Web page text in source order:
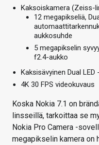
Kaksoiskamera (Zeiss-
12 megapikseliä,
aukkosuhde
5 megapikselin
f2.4-aukko
Kaksisävyinen Dual LED
4K 30 FPS videokuvaus
Koska Nokia 7.1 on
linsseillä, tarkoittaa se
Nokia Pro Camera -
megapikselin kamera